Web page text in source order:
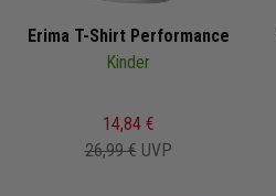
Erima T-Shirt Performance
Kinder
14,84 €
26,99 € UVP